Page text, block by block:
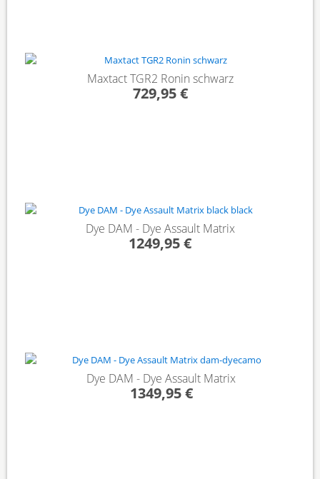
Maxtact TGR2 Ronin schwarz
729,95 €
Dye DAM - Dye Assault Matrix
1249,95 €
Dye DAM - Dye Assault Matrix
1349,95 €